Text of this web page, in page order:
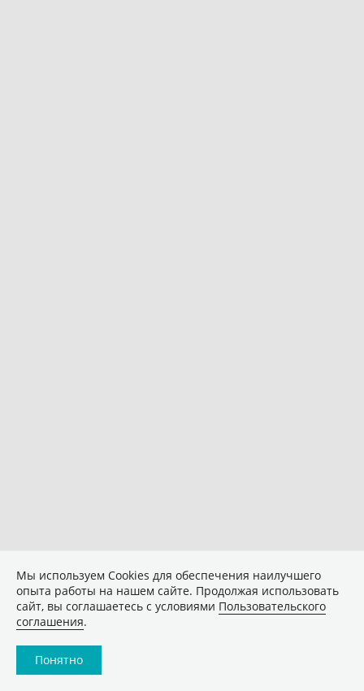
Мы используем Сookies для обеспечения наилучшего
опыта работы на нашем сайте. Продолжая использовать
сайт, вы соглашаетесь с условиями Пользовательского
соглашения.
Понятно